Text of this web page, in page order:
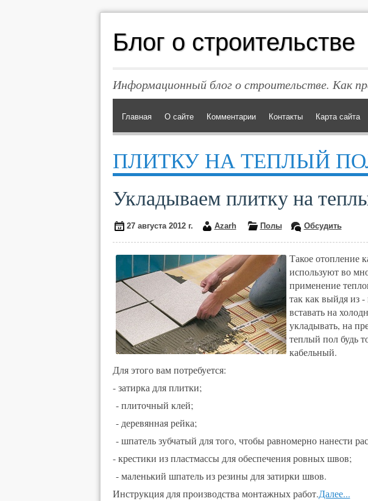
Блог о строительстве
Информационный блог о строительстве. Как
Главная О сайте Комментарии Контакты Карта сайта
ПЛИТКУ НА ТЕПЛЫЙ
Укладываем плитку на
27 августа 2012 г. Azarh Полы Обсудить
Такое отопление
используют во
применение
так как выйдя из
вставать на
укладывать, на
теплый пол будь
кабельный.
Для этого вам потребуется:
- затирка для плитки;
- плиточный клей;
- деревянная рейка;
- шпатель зубчатый для того, чтобы равномерно нанести
- крестики из пластмассы для обеспечения ровных швов;
- маленький шпатель из резины для затирки швов.
Инструкция для производства монтажных работ.Далее...